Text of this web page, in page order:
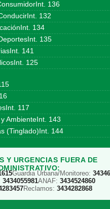
136
132
134
135
141
125
117
AmbienteInt. 143
(Tinglado)Int. 144
Y URGENCIAS FUERA DE
Guardia Urbana/Monitoreo:
3434055981ANAF: 3434524860
Reclamos: 3434282868